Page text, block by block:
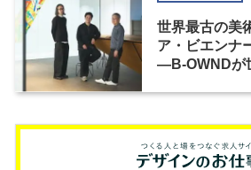
世界最古の美
ア・ビエンナ
―B-OWNDが